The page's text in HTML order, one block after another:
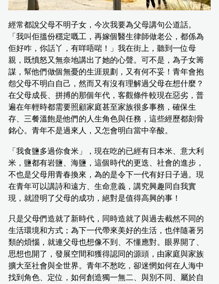
經常都說父母不明子女，今次我要為父母講句公道話。
「我叫佢搵份穩定嘅工，再嫁個醫生律師做老公，都係為
佢好咋，你話丫，有咩唔啱！」我在街上，聽到一位母
親，既憤怒又無奈地講出了她的心聲。可不是，為子女籌
謀，幫他們做個無憂的生涯規劃，又有何不妥！青年會抱
怨父母不明白自己，然而又有沒有理解過父母在想什麼？
在父母成長、拼搏的那個年代，客觀條件較現在惡劣，普
遍在年輕時都需要照顧家庭甚至家族很多事務，確保生
存、三餐溫飽是他們的人生角色與任務，這些經歷都刻骨
銘心。青年不是過來人，又怎會明白當中辛酸。
「我食鹽多過你食米」，現在吃的已經有日本米、意大利
米，鹽都有岩鹽、海鹽，這個時代的更迭、社會的進步，
不也是父母用青春換來，為的是令下一代有好日子過。現
在青年可以講詩和遠方、生命意義，講究興趣同自我實
現，就證明了父母的成功，絕對是值得高興的事！
只是父母們造就了新時代，同時造就了與過去截然不同的
生活環境和方式；為下一代帶來美好的生活，也伴隨著另
類的煩惱，就連父母也想像不到、不懂應對。眼界開了、
思想也開了，發展空間和獲得認同的源頭，由家庭與家族
擴大至社會與全世界。青年不愁吃，卻迷惘如何在人海中
找到角色、定位，如何創造獨一無二、與別不同、屬於自